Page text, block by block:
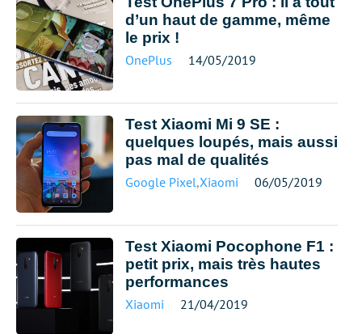
d’un haut de gamme, même
le prix !
OnePlus 14/05/2019
Test Xiaomi Mi 9 SE :
quelques loupés, mais aussi
pas mal de qualités
Google Pixel,Xiaomi 06/05/2019
Test Xiaomi Pocophone F1 :
petit prix, mais très hautes
performances
Xiaomi 21/04/2019